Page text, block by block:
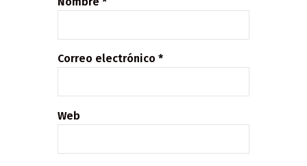
Correo electrónico *
Web